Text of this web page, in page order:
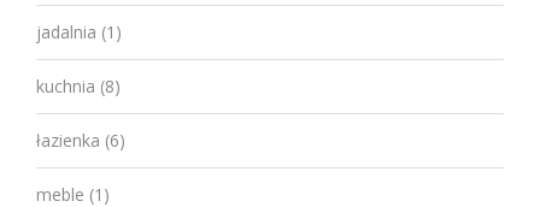
jadalnia (1)
kuchnia (8)
łazienka (6)
meble (1)